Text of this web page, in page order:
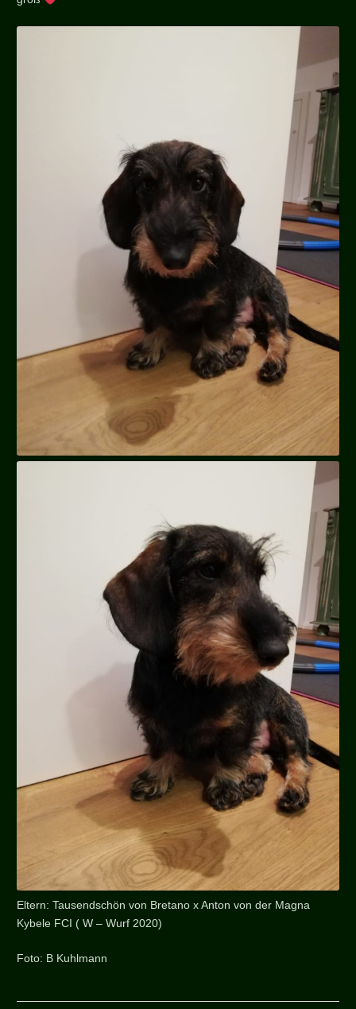
Eltern: Tausendschön von Bretano x Anton von der Magna
Kybele FCI ( W – Wurf 2020)
Foto: B Kuhlmann